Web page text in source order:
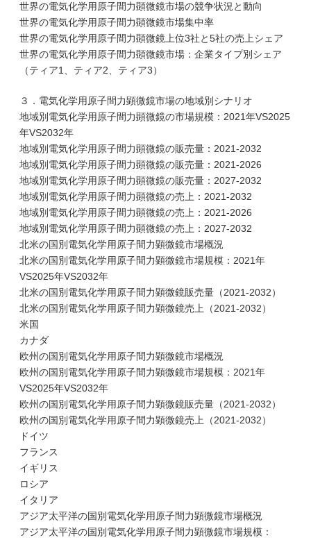
世界の電気化学用原子間力顕微鏡市場の競争状況と動向
世界の電気化学用原子間力顕微鏡市場集中率
世界の電気化学用原子間力顕微鏡上位3社と5社の売上シェア
世界の電気化学用原子間力顕微鏡市場：企業タイプ別シェア
（ティア1、ティア2、ティア3）
３．電気化学用原子間力顕微鏡市場の地域別シナリオ
地域別電気化学用原子間力顕微鏡の市場規模：2021年VS2025
年VS2032年
地域別電気化学用原子間力顕微鏡の販売量：2021-2032
地域別電気化学用原子間力顕微鏡の販売量：2021-2026
地域別電気化学用原子間力顕微鏡の販売量：2027-2032
地域別電気化学用原子間力顕微鏡の売上：2021-2032
地域別電気化学用原子間力顕微鏡の売上：2021-2026
地域別電気化学用原子間力顕微鏡の売上：2027-2032
北米の国別電気化学用原子間力顕微鏡市場概況
北米の国別電気化学用原子間力顕微鏡市場規模：2021年
VS2025年VS2032年
北米の国別電気化学用原子間力顕微鏡販売量（2021-2032）
北米の国別電気化学用原子間力顕微鏡売上（2021-2032）
米国
カナダ
欧州の国別電気化学用原子間力顕微鏡市場概況
欧州の国別電気化学用原子間力顕微鏡市場規模：2021年
VS2025年VS2032年
欧州の国別電気化学用原子間力顕微鏡販売量（2021-2032）
欧州の国別電気化学用原子間力顕微鏡売上（2021-2032）
ドイツ
フランス
イギリス
ロシア
イタリア
アジア太平洋の国別電気化学用原子間力顕微鏡市場概況
アジア太平洋の国別電気化学用原子間力顕微鏡市場規模：